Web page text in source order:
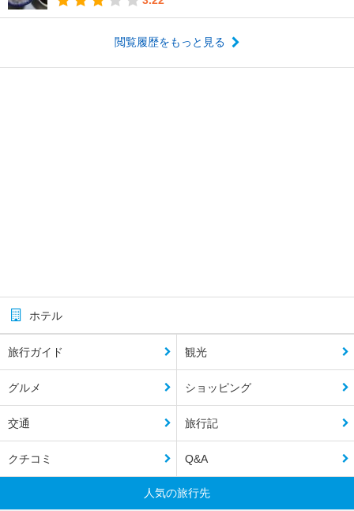
閲覧履歴をもっと見る
ホテル
旅行ガイド 観光
グルメ ショッピング
交通 旅行記
クチコミ Q&A
人気の旅行先